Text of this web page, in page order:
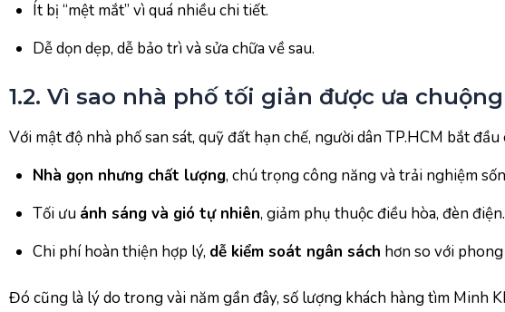
Ít bị “mệt mắt” vì quá nhiều chi tiết.
Dễ dọn dẹp, dễ bảo trì và sửa chữa về sau.
1.2. Vì sao nhà phố tối giản được ưa chuộng
Với mật độ nhà phố san sát, quỹ đất hạn chế, người dân TP.HCM bắt
Nhà gọn nhưng chất lượng, chú trọng công năng và trải nghiệm
Tối ưu ánh sáng và gió tự nhiên, giảm phụ thuộc điều hòa, đèn điện.
Chi phí hoàn thiện hợp lý, dễ kiểm soát ngân sách hơn so với
Đó cũng là lý do trong vài năm gần đây, số lượng khách hàng tìm Minh